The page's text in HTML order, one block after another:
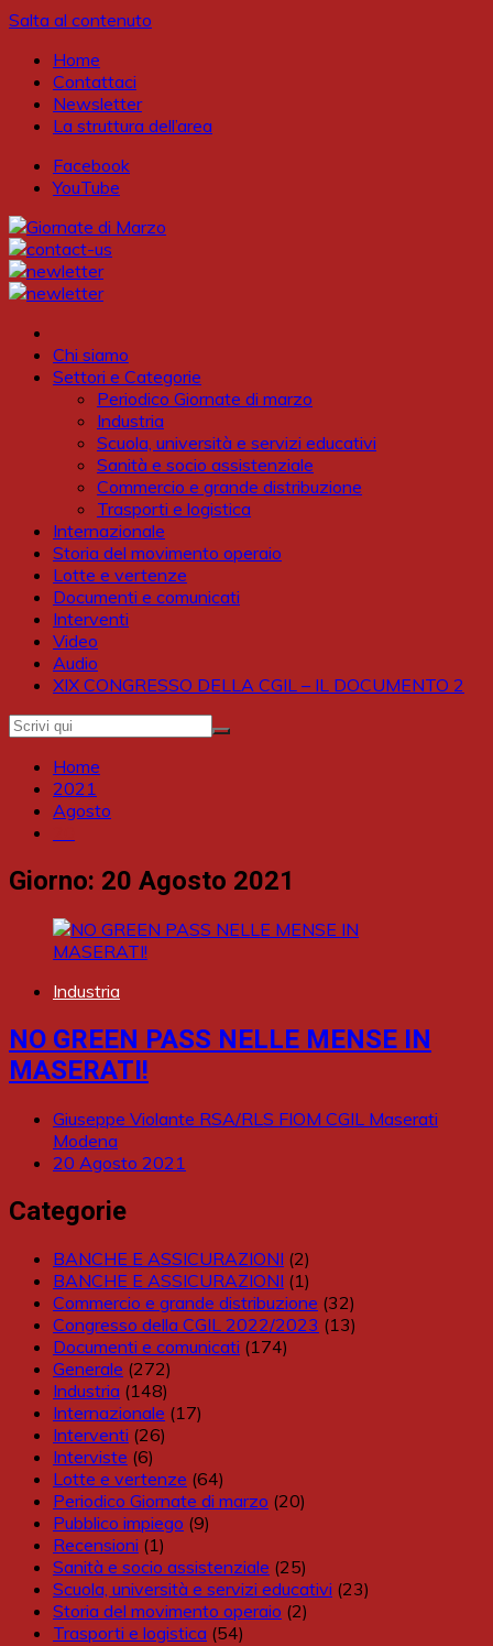
Salta al contenuto
Home
Contattaci
Newsletter
La struttura dell’area
Facebook
YouTube
Chi siamo
Settori e Categorie
Periodico Giornate di marzo
Industria
Scuola, università e servizi educativi
Sanità e socio assistenziale
Commercio e grande distribuzione
Trasporti e logistica
Internazionale
Storia del movimento operaio
Lotte e vertenze
Documenti e comunicati
Interventi
Video
Audio
XIX CONGRESSO DELLA CGIL – IL DOCUMENTO 2
Home
2021
Agosto
Giorno: 20 Agosto 2021
Industria
NO GREEN PASS NELLE MENSE IN
MASERATI!
Giuseppe Violante RSA/RLS FIOM CGIL Maserati
Modena
20 Agosto 2021
Categorie
BANCHE E ASSICURAZIONI (2)
BANCHE E ASSICURAZIONI (1)
Commercio e grande distribuzione (32)
Congresso della CGIL 2022/2023 (13)
Documenti e comunicati (174)
Generale (272)
Industria (148)
Internazionale (17)
Interventi (26)
Interviste (6)
Lotte e vertenze (64)
Periodico Giornate di marzo (20)
Pubblico impiego (9)
Recensioni (1)
Sanità e socio assistenziale (25)
Scuola, università e servizi educativi (23)
Storia del movimento operaio (2)
Trasporti e logistica (54)